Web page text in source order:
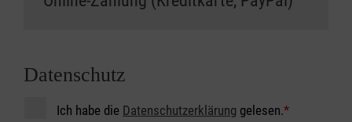
Datenschutz
Ich habe die Datenschutzerklärung gelesen.*